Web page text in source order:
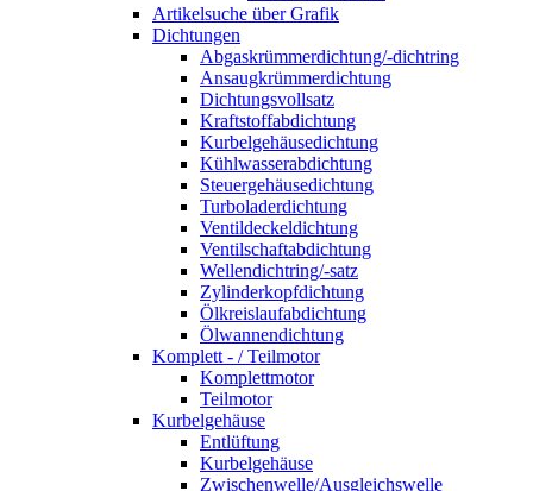
Artikelsuche über Grafik
Dichtungen
Abgaskrümmerdichtung/-dichtring
Ansaugkrümmerdichtung
Dichtungsvollsatz
Kraftstoffabdichtung
Kurbelgehäusedichtung
Kühlwasserabdichtung
Steuergehäusedichtung
Turboladerdichtung
Ventildeckeldichtung
Ventilschaftabdichtung
Wellendichtring/-satz
Zylinderkopfdichtung
Ölkreislaufabdichtung
Ölwannendichtung
Komplett - / Teilmotor
Komplettmotor
Teilmotor
Kurbelgehäuse
Entlüftung
Kurbelgehäuse
Zwischenwelle/Ausgleichswelle